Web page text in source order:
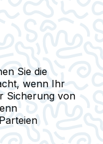
Sie die
wenn Ihr
Sicherung von